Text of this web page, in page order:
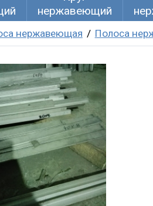
нержавеющий
нержавеющая Полоса